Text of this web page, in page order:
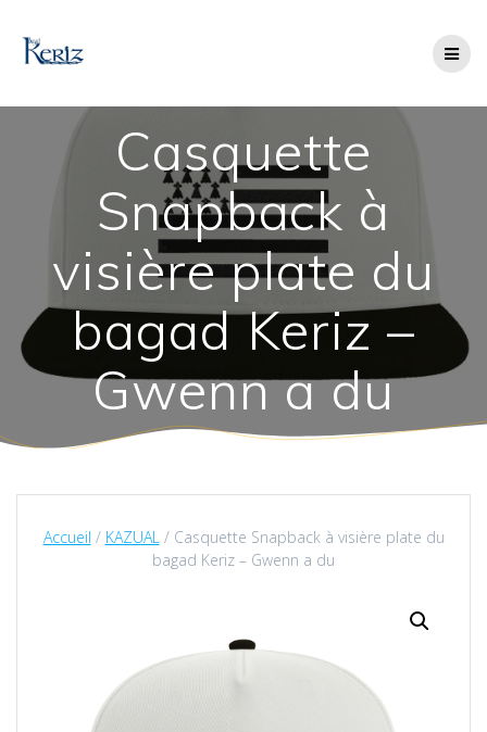
Casquette
Snapback à
visière plate du
bagad Keriz –
Gwenn a du
Accueil / KAZUAL/ Casquette Snapback à visière plate du
bagad Keriz – Gwenn a du